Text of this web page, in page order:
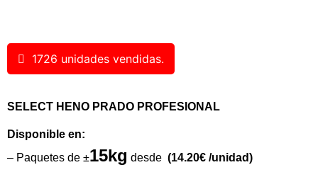
1726 unidades vendidas.
SELECT HENO PRADO PROFESIONAL
Disponible en:
– Paquetes de ±15kg desde (14.20€ /unidad)